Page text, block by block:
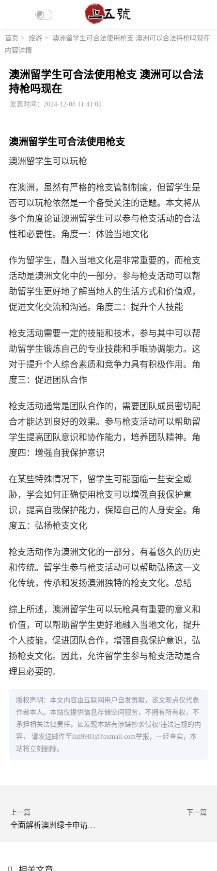
首页 > 旅游 >
澳洲留学生可合法使用枪支 澳洲可以合法持枪吗现在
内容详情
澳洲留学生可合法使用枪支 澳洲可以合法
持枪吗现在
发表时间：2024-12-08 11:41:02
澳洲留学生可合法使用枪支
澳洲留学生可以玩枪
在澳洲，虽然有严格的枪支管制制度，但留学生是
否可以玩枪依然是一个备受关注的话题。本文将从
多个角度论证澳洲留学生可以参与枪支活动的合法
性和必要性。角度一：体验当地文化
作为留学生，融入当地文化是非常重要的，而枪支
活动是澳洲文化中的一部分。参与枪支活动可以帮
助留学生更好地了解当地人的生活方式和价值观，
促进文化交流和沟通。角度二：提升个人技能
枪支活动需要一定的技能和技术，参与其中可以帮
助留学生锻炼自己的专业技能和手眼协调能力。这
对于提升个人综合素质和竞争力具有积极作用。角
度三：促进团队合作
枪支活动通常是团队合作的，需要团队成员密切配
合才能达到良好的效果。参与枪支活动可以帮助留
学生提高团队意识和协作能力，培养团队精神。角
度四：增强自我保护意识
在某些特殊情况下，留学生可能面临一些安全威
胁，学会如何正确使用枪支可以增强自我保护意
识，提高自我保护能力，保障自己的人身安全。角
度五：弘扬枪支文化
枪支活动作为澳洲文化的一部分，有着悠久的历史
和传统。留学生参与枪支活动可以帮助弘扬这一文
化传统，传承和发扬澳洲独特的枪支文化。总结
综上所述，澳洲留学生可以玩枪具有重要的意义和
价值，可以帮助留学生更好地融入当地文化，提升
个人技能，促进团队合作，增强自我保护意识，弘
扬枪支文化。因此，允许留学生参与枪支活动是合
理且必要的。
版权声明：本文内容由互联网用户自发贡献，该文观点仅代表
作者本人。本站仅提供信息存储空间服务，不拥有所有权，不
承担相关法律责任。如发现本站有涉嫌抄袭侵权/违法违规的内
容， 请发送邮件至lizi9903@foxmail.com举报，一经查实，本
站将立刻删除。
上一篇
全面解析澳洲绿卡申请条件及步骤指南(澳洲绿卡申请条件) 澳洲绿卡申请条件学生能申请吗现在怎么申请
下一篇